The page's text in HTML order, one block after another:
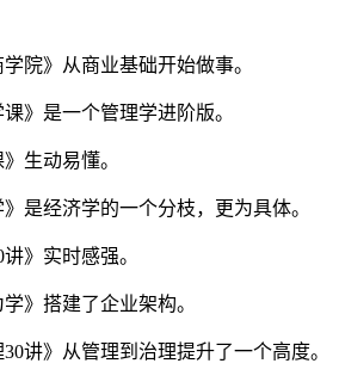
院》从商业基础开始做事。
》是一个管理学进阶版。
生动易懂。
是经济学的一个分枝，更为具体。
》实时感强。
》搭建了企业架构。
讲》从管理到治理提升了一个高度。